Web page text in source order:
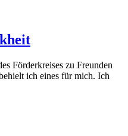
Förderkreises zu Freunden
ich eines für mich. Ich